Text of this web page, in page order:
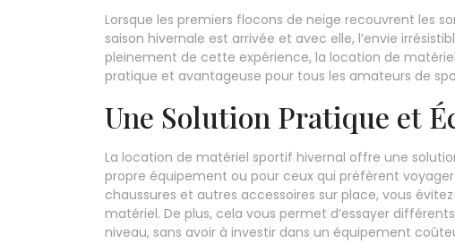
Lorsque les premiers flocons de neige recouvrent les
saison hivernale est arrivée et avec elle, l’envie
pleinement de cette expérience, la location de
pratique et avantageuse pour tous les amateurs de
Une Solution Pratique et
La location de matériel sportif hivernal offre une
propre équipement ou pour ceux qui préfèrent voyager
chaussures et autres accessoires sur place, vous
matériel. De plus, cela vous permet d’essayer
niveau, sans avoir à investir dans un équipement